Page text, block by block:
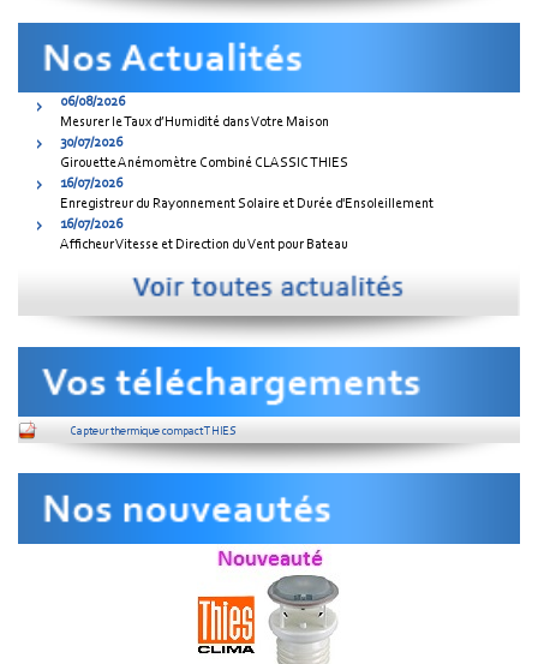
06/08/2026
Mesurer le Taux d’Humidité dans Votre Maison
30/07/2026
Girouette Anémomètre Combiné CLASSIC THIES
16/07/2026
Enregistreur du Rayonnement Solaire et Durée d'Ensoleillement
16/07/2026
Afficheur Vitesse et Direction du Vent pour Bateau
Capteur thermique compact THIES